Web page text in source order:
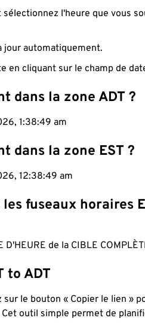
sélectionnez l'heure que vous
jour automatiquement.
en cliquant sur le champ de
dans la zone ADT ?
1:38:50 am
dans la zone EST ?
12:38:50 am
fuseaux horaires
D'HEURE de la CIBLE
to ADT
le bouton « Copier le lien »
outil simple permet de